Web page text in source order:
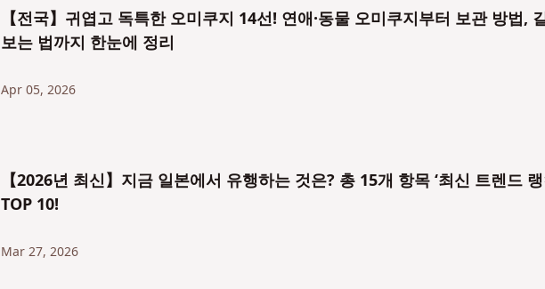
【전국】귀엽고 독특한 오미쿠지 14선! 연애·동물 오미쿠지부터 보관 방법,
보는 법까지 한눈에 정리
Apr 05, 2026
【2026년 최신】지금 일본에서 유행하는 것은? 총 15개 항목 ‘최신 트렌드 랭
TOP 10!
Mar 27, 2026